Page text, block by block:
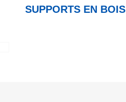
SUPPORTS EN BOIS